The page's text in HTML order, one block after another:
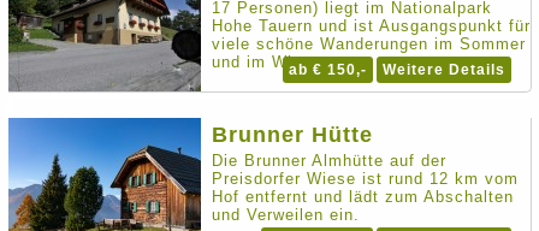
17 Personen) liegt im Nationalpark
Hohe Tauern und ist Ausgangspunkt für
viele schöne Wanderungen im Sommer
und im Winter.
Weitere Details
ab € 150,-
Brunner Hütte
Die Brunner Almhütte auf der
Preisdorfer Wiese ist rund 12 km vom
Hof entfernt und lädt zum Abschalten
und Verweilen ein.